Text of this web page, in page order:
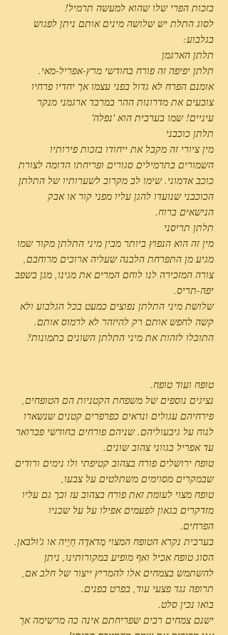
בזכות הפרי שלו שהוא למעשה תרמיל!
לסוג התלת יש שלושה מינים אותם ניתן לפגוש
בגלבוע:
תלתן הארגמן
תלתן יפיפה זה פורח בחודשי מרץ-אפריל-מאי.
אומנם הפרח לא גדול בפני עצמו אך יחדיו פרחיו
צובעים את מדרונות ההר במרבד ארגמני מנקר
עיניים! שמו בערבית הוא 'נפלה'
תלתן כוכבני
מין ציורי זה מקבל את ייחודו בזכות פירותיו
השמורים בתרמילים סגורים ופריחתו הדומה לצורת
כוכב אדמוני. שימו לב מקרוב לשערותיו של התלתן
הכוכבני שנועדו להגן עליו מפני קור או אבק
הנישאים ברוח.
תלתן תריסני
מין זה הוא הנפוץ ביותר מבין מיני התלתן מקור שמו
מגיע מן התפרחת הלבנה שעליה ארוכים מרוחבם,
צורה המזכירה לנו לוחם המרים את מגינו, מגן בשפב
יפה-תריס.
שלושת מיני התלתן נפוצים כמעט בכל הגלבוע ולא
קשה לחפש אותם רק להיזהר לא לרמוס אותם.
התוכלו לזהות את מיני התלתן השונים בתמונות?
טופח ועוד טופח.
נציגים נוספים של משפחת הקטניות הם הטופחים,
פירחיהם עגולים ונראים כפרפרים קטנים שנשארו
לנוח על גיבעוליהם. שניהם פורחים בחודשי פברואר
עד אפריל בגווני צהוב שונים.
טופח ירושלים פורח בצהוב קטיפתי ולו נימים ורודים
שבמקרים מסוימים משתלטים על צבעו,
טופח מצוי לעומת זאת פורח בצהוב עז וכך גם עליו
מזדקרים בגאון לפעמים אפילו על על שכניו
הפרחים.
בערבית נקרא הטופח המצוי מְדאדֶה חַיֵיה או ג'וּלבּאן.
הסוג טופח אכיל ואף מופיע במקורותינו, ניתן
להשתמש בצמחים אלו להמריץ ייצור של חלב אם,
תרופה נגד פצעי עוד, בפרט בפנים.
בואו נכין סלט.
ישנם צמחים רבים שפריחתם אינה כה מרשימה אך